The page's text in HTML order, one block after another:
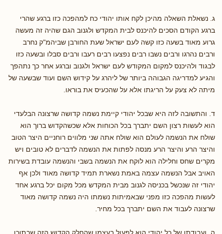
ג. נשאלת השאלה מהיכן לקח אותו יהודי כח למהפכה כזו ברגע שהרי
ברגע הקודם הסכים להיכנס לבית המקדש ולגנוב הגם שהיה זה מעשה
גרוע מאוד בשעה כזו קשה לעם ישראל שעת החורבן שביהמ"ק נחרב
ורבים נהרגו ורבים נשבו רבים נפצעו רבים רעבו ורבים סבלו ובשעה כזו
לבגוד ולהיכנס למקום המקודש לעם ישראל ולגנוב וברגע אחר כך נתהפך
והגיע למדריגה הגבוהה ביותר של ליהרג על קידוש השם ועוד שבשעה של
מיתה לא צעק על הריגתו אלא על שהכעיס את בוראו.
ד. והתשובה לזה היא שבכל יהודי קיימת נשמה קדושה שרצונה הבלעדי
הוא לעשות רצון השם יתברך בכל הכוחות אלא שכשהקדוש ברוך הוא
שולח את הנשמה לעולם הוא שולח אתה שני מלווים רוחניים היצר הטוב
והיצר הרע והיצר הרע מנסה לפתות את הנשמה לדברים לא טובים ויש
מקרים שחס וחלילה הוא לוקח את הנשמה בשבי והנשמה עובדת בשירות
האויב אבל הנשמה עצמה באמת נשארת תמיד קדושה מאוד ולכן אף
יהודי זה שנכשל בכניסה לגנוב מבית המקדש מכל מקום יכל ברגע אחד
לעשות מהפכה כזו מפני שבאמיתות נשמתו היה נשמה קדושה מאוד
שרצונה לעבוד את השם יתברך בכל מחיר.